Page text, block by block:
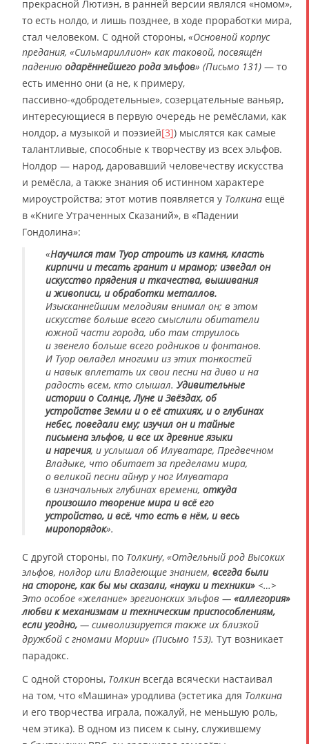
прекрасной Лютиэн, в ранней версии являлся «номом»,
то есть нолдо, и лишь позднее, в ходе проработки мира,
стал человеком. С одной стороны, «Основной корпус
предания, «Сильмариллион» как таковой, посвящён
падению одарённейшего рода эльфов» (Письмо 131) — то
есть именно они (а не, к примеру,
пассивно-«добродетельные», созерцательные ваньяр,
интересующиеся в первую очередь не ремёслами, как
нолдор, а музыкой и поэзией[3]) мыслятся как самые
талантливые, способные к творчеству из всех эльфов.
Нолдор — народ, даровавший человечеству искусства
и ремёсла, а также знания об истинном характере
мироустройства; этот мотив появляется у Толкина ещё
в «Книге Утраченных Сказаний», в «Падении
Гондолина»:
«Научился там Туор строить из камня, класть
кирпичи и тесать гранит и мрамор; изведал он
искусство прядения и ткачества, вышивания
и живописи, и обработки металлов.
Изысканнейшим мелодиям внимал он; в этом
искусстве больше всего смыслили обитатели
южной части города, ибо там струилось
и звенело больше всего родников и фонтанов.
И Туор овладел многими из этих тонкостей
и навык вплетать их свои песни на диво и на
радость всем, кто слышал. Удивительные
истории о Солнце, Луне и Звёздах, об
устройстве Земли и о её стихиях, и о глубинах
небес, поведали ему; изучил он и тайные
письмена эльфов, и все их древние языки
и наречия, и услышал об Илуватаре, Предвечном
Владыке, что обитает за пределами мира,
о великой песни айнур у ног Илуватара
в изначальных глубинах времени, откуда
произошло творение мира и всё его
устройство, и всё, что есть в нём, и весь
миропорядок».
С другой стороны, по Толкину, «Отдельный род Высоких
эльфов, нолдор или Владеющие знанием, всегда были
на стороне, как бы мы сказали, «науки и техники» <…>
Это особое «желание» эрегионских эльфов — «аллегория»
любви к механизмам и техническим приспособлениям,
если угодно, — символизируется также их близкой
дружбой с гномами Мории» (Письмо 153). Тут возникает
парадокс.
С одной стороны, Толкин всегда всячески настаивал
на том, что «Машина» уродлива (эстетика для Толкина
и его творчества играла, пожалуй, не меньшую роль,
чем этика). В одном из писем к сыну, служившему